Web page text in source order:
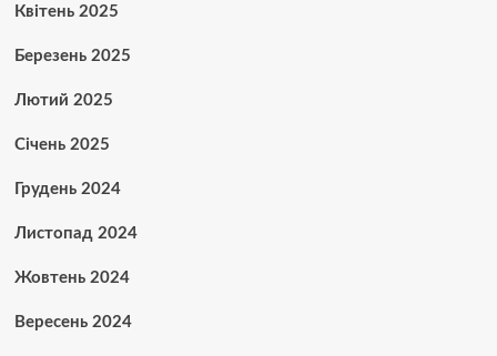
Квітень 2025
Березень 2025
Лютий 2025
Січень 2025
Грудень 2024
Листопад 2024
Жовтень 2024
Вересень 2024